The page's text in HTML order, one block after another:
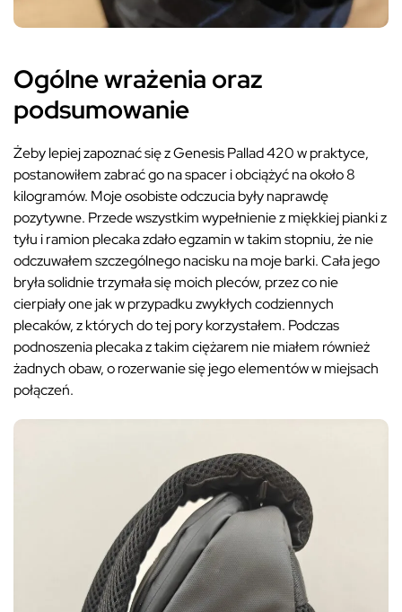
Ogólne wrażenia oraz
podsumowanie
Żeby lepiej zapoznać się z Genesis Pallad 420 w praktyce,
postanowiłem zabrać go na spacer i obciążyć na około 8
kilogramów. Moje osobiste odczucia były naprawdę
pozytywne. Przede wszystkim wypełnienie z miękkiej pianki z
tyłu i ramion plecaka zdało egzamin w takim stopniu, że nie
odczuwałem szczególnego nacisku na moje barki. Cała jego
bryła solidnie trzymała się moich pleców, przez co nie
cierpiały one jak w przypadku zwykłych codziennych
plecaków, z których do tej pory korzystałem. Podczas
podnoszenia plecaka z takim ciężarem nie miałem również
żadnych obaw, o rozerwanie się jego elementów w miejsach
połączeń.